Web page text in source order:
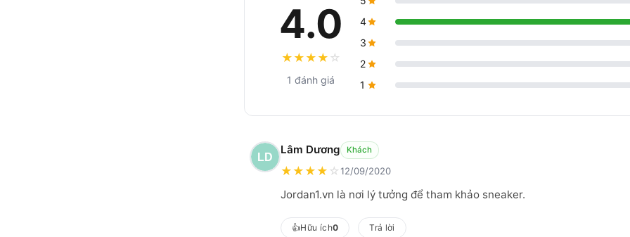
4.0
★ ★ ★ ★ ☆
1 đánh giá
4
3
2
1
Lâm Dương Khách
★ ★ ★ ★ ☆12/09/2020
Jordan1.vn là nơi lý tưởng để tham khảo sneaker.
👍Hữu ích0 Trả lời